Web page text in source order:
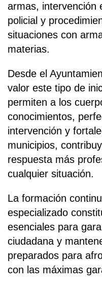
armas, intervención
policial y
situaciones con
materias.
Desde el
valor este tipo de
permiten a los
conocimientos,
intervención y
municipios,
respuesta más
cualquier situación.
La formación
especializado
esenciales para
ciudadana y
preparados para
con las máximas